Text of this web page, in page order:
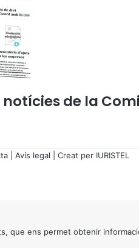
l
a
o
n
n
t
e
de la
Avís legal | Creat per IURISTEL
que ens permet obtenir